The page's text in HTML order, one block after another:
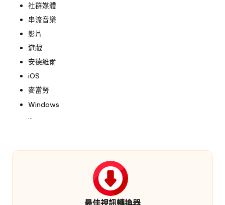
社群媒體
串流音樂
影片
遊戲
安德維爾
iOS
麥當勞
Windows
最佳視訊轉換器